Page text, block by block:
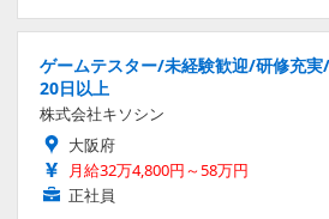
ゲームテスター/未経験歓迎/研修充
20日以上
株式会社キソシン
大阪府
月給32万4,800円～58万円
正社員